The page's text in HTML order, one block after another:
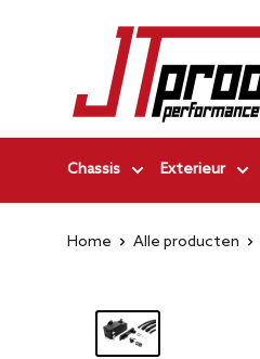
Products
Car
Chassis Exterieur
Home Alle producten